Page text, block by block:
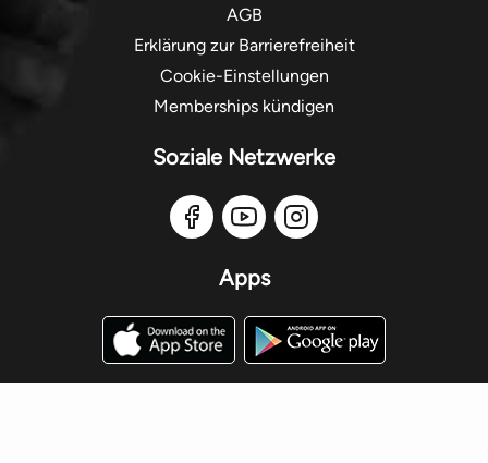
AGB
Erklärung zur Barrierefreiheit
Cookie-Einstellungen
Memberships kündigen
Soziale Netzwerke
Apps